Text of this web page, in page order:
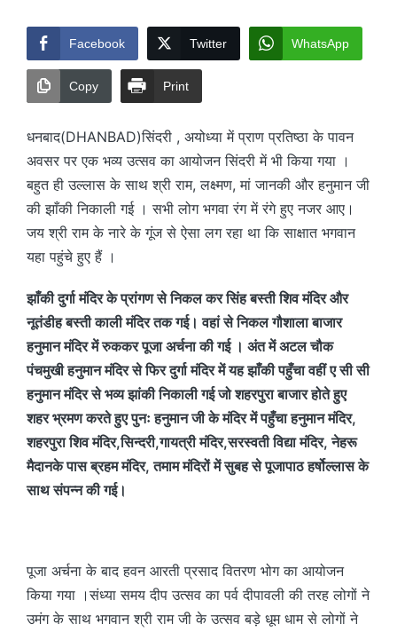
Facebook Twitter WhatsApp
Copy Print
धनबाद(DHANBAD)सिंदरी , अयोध्या में प्राण प्रतिष्ठा के पावन
अवसर पर एक भव्य उत्सव का आयोजन सिंदरी में भी किया गया ।
बहुत ही उल्लास के साथ श्री राम, लक्ष्मण, मां जानकी और हनुमान जी
की झाँकी निकाली गई । सभी लोग भगवा रंग में रंगे हुए नजर आए।
जय श्री राम के नारे के गूंज से ऐसा लग रहा था कि साक्षात भगवान
यहा पहुंचे हुए हैं ।
झाँकी दुर्गा मंदिर के प्रांगण से निकल कर सिंह बस्ती शिव मंदिर और
नूतंडीह बस्ती काली मंदिर तक गई। वहां से निकल गौशाला बाजार
हनुमान मंदिर में रुककर पूजा अर्चना की गई । अंत में अटल चौक
पंचमुखी हनुमान मंदिर से फिर दुर्गा मंदिर में यह झाँकी पहुँचा वहीं ए सी सी
हनुमान मंदिर से भव्य झांकी निकाली गई जो शहरपुरा बाजार होते हुए
शहर भ्रमण करते हुए पुनः हनुमान जी के मंदिर में पहुँचा हनुमान मंदिर,
शहरपुरा शिव मंदिर,सिन्दरी,गायत्री मंदिर,सरस्वती विद्या मंदिर, नेहरू
मैदानके पास ब्रहम मंदिर, तमाम मंदिरों में सुबह से पूजापाठ हर्षोल्लास के
साथ संपन्न की गई।
पूजा अर्चना के बाद हवन आरती प्रसाद वितरण भोग का आयोजन
किया गया ।संध्या समय दीप उत्सव का पर्व दीपावली की तरह लोगों ने
उमंग के साथ भगवान श्री राम जी के उत्सव बड़े धूम धाम से लोगों ने